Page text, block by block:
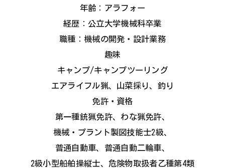
年齢：アラフォー
経歴：公立大学機械科卒業
職種：機械の開発・設計業務
趣味
キャンプ/キャンプツーリング
エアライフル猟、山菜採り、釣り
免許・資格
第一種銃猟免許、わな猟免許、
機械・プラント製図技能士2級、
普通自動車、普通自動二輪車、
2級小型船舶操縦士、危険物取扱者乙種第4類